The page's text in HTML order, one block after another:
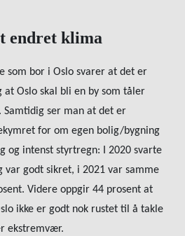
endret klima
som bor i Oslo svarer at det er
Oslo skal bli en by som tåler
Samtidig ser man at det er
for om egen bolig/bygning
og intenst styrtregn: I 2020 svarte
var godt sikret, i 2021 var samme
Videre oppgir 44 prosent at
ikke er godt nok rustet til å takle
ekstremvær.